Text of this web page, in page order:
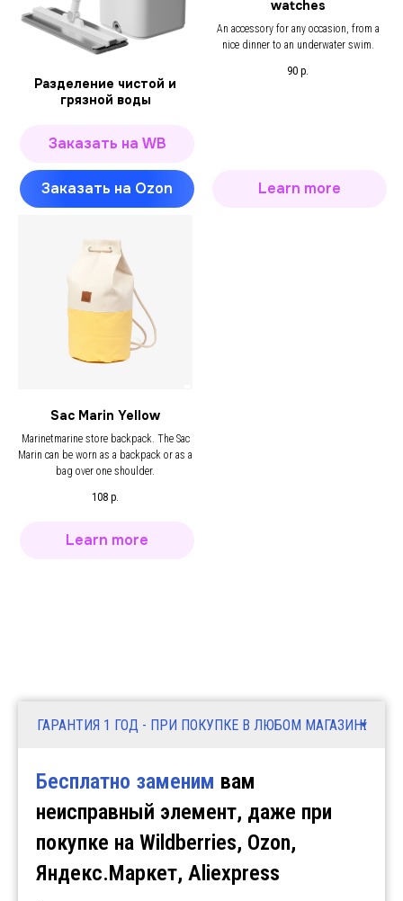
Разделение чистой и
грязной воды
Заказать на WB
Заказать на Ozon
watches
An accessory for any occasion, from a
nice dinner to an underwater swim.
90 р.
Learn more
Sac Marin Yellow
Marinetmarine store backpack. The Sac
Marin can be worn as a backpack or as a
bag over one shoulder.
108 р.
Learn more
Бесплатно заменим вам
неисправный элемент, даже при
покупке на Wildberries, Ozon,
Яндекс.Маркет, Aliexpress